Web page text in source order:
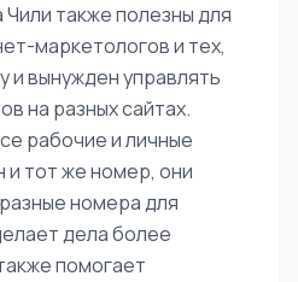
также полезны для
маркетологов и тех,
и вынужден управлять
на разных сайтах.
рабочие и личные
и тот же номер, они
номера для
дела более
помогает